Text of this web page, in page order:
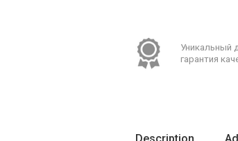
Уникальный
гарантия